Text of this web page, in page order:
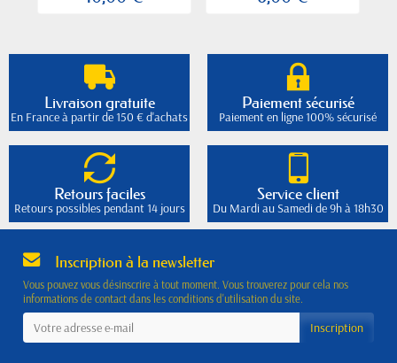
Livraison gratuite
En France à partir de 150 € d'achats
Paiement sécurisé
Paiement en ligne 100% sécurisé
Retours faciles
Retours possibles pendant 14 jours
Service client
Du Mardi au Samedi de 9h à 18h30
Inscription à la newsletter
Vous pouvez vous désinscrire à tout moment. Vous trouverez pour cela nos
informations de contact dans les conditions d'utilisation du site.